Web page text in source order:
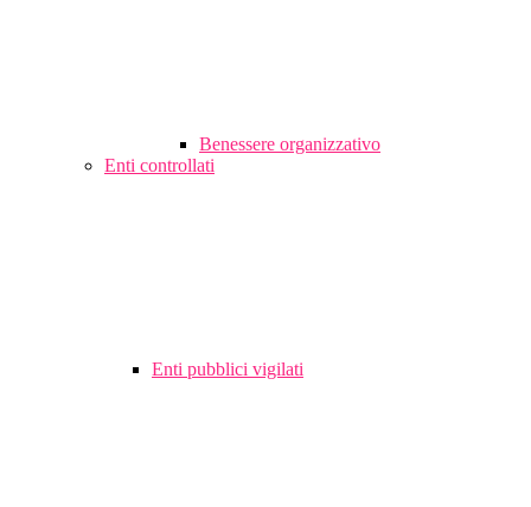
Benessere organizzativo
Enti controllati
Enti pubblici vigilati